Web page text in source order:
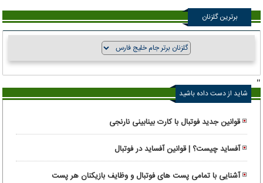
برترین گلزنان
"
شاید از دست داده باشید
قوانین جدید فوتبال با کارت بینابینی نارنجی
آفساید چیست؟ | قوانین آفساید در فوتبال
آشنایی با تمامی پست های فوتبال و وظایف بازیکنان هر پست